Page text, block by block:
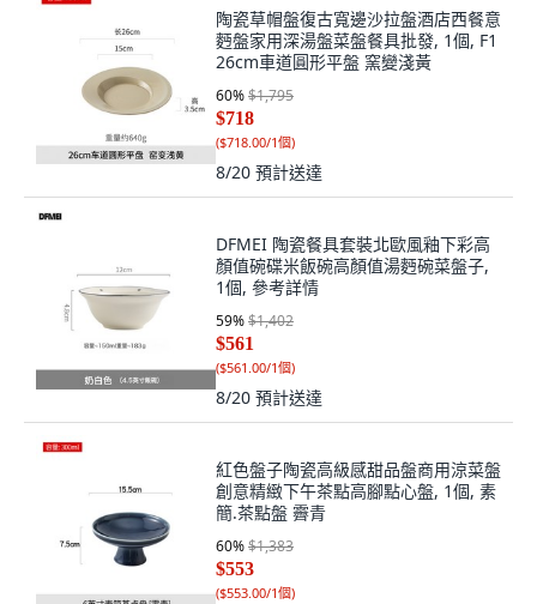
陶瓷草帽盤復古寬邊沙拉盤酒店西餐意
麪盤家用深湯盤菜盤餐具批發, 1個, F1
26cm車道圓形平盤 窯變淺黃
60%$1,795
$718
($718.00/1個)
8/20 預計送達
DFMEI 陶瓷餐具套裝北歐風釉下彩高
顏值碗碟米飯碗高顏值湯麪碗菜盤子,
1個, 參考詳情
59%$1,402
$561
($561.00/1個)
8/20 預計送達
紅色盤子陶瓷高級感甜品盤商用涼菜盤
創意精緻下午茶點高腳點心盤, 1個, 素
簡.茶點盤 霽青
60%$1,383
$553
($553.00/1個)